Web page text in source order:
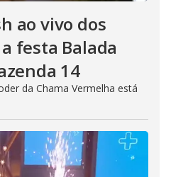
ao vivo dos
festa Balada
14
da Chama Vermelha está